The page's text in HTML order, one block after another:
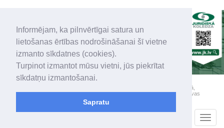
Informējam, ka pilnvērtīgai satura un
lietošanas ērtības nodrošināšanai šī vietne
izmanto sīkdatnes (cookies).
Turpinot izmantot mūsu vietni, jūs piekrītat
sīkdatņu izmantošanai.
Sapratu
„Latgales Laiks” iznāk latviešu un krievu valodās visā Dienvidlatgalē un Sēlijā,
„Latgales Laiks” latviešu valodā aptver Daugavpils valstspilsētu, Augšdaugavas
novadu un apkārtējos novadus un pilsētas.